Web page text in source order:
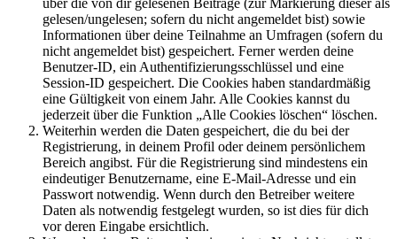
über die von dir gelesenen Beiträge (zur Markierung dieser als
gelesen/ungelesen; sofern du nicht angemeldet bist) sowie
Informationen über deine Teilnahme an Umfragen (sofern du
nicht angemeldet bist) gespeichert. Ferner werden deine
Benutzer-ID, ein Authentifizierungsschlüssel und eine
Session-ID gespeichert. Die Cookies haben standardmäßig
eine Gültigkeit von einem Jahr. Alle Cookies kannst du
jederzeit über die Funktion „Alle Cookies löschen“ löschen.
Weiterhin werden die Daten gespeichert, die du bei der
Registrierung, in deinem Profil oder deinem persönlichem
Bereich angibst. Für die Registrierung sind mindestens ein
eindeutiger Benutzername, eine E-Mail-Adresse und ein
Passwort notwendig. Wenn durch den Betreiber weitere
Daten als notwendig festgelegt wurden, so ist dies für dich
vor deren Eingabe ersichtlich.